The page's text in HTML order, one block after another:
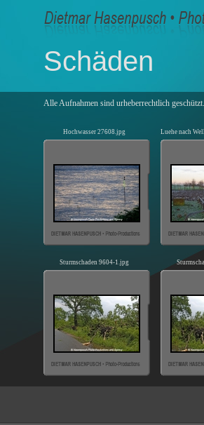
Schäden
Alle Aufnahmen sind urheberrechtlich geschützt.
Hochwasser 27608.jpg Luehe nach
Sturmschaden 9604-1.jpg